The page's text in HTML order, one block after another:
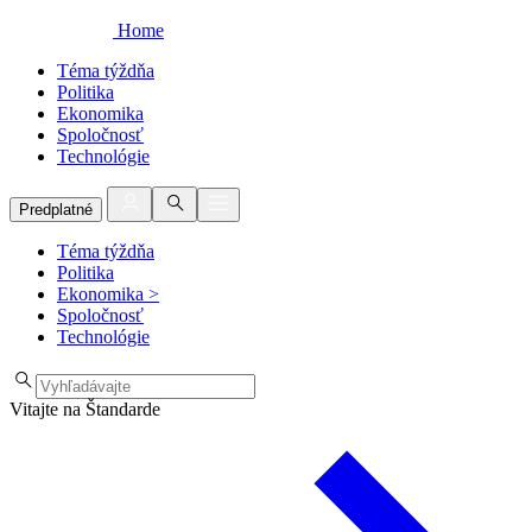
Home
Téma týždňa
Politika
Ekonomika
Spoločnosť
Technológie
Predplatné
Téma týždňa
Politika
Ekonomika >
Spoločnosť
Technológie
Vitajte na Štandarde